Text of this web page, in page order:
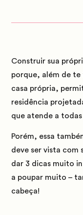
Construir sua
porque, além de te
casa própria,
residência
que atende a todas
Porém, essa
deve ser vista com
dar 3 dicas muito
a poupar muito –
cabeça!